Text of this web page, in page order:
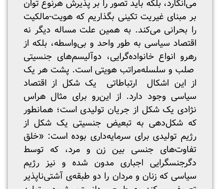
می‌انگارد، بلکه باید تصور را بر پذیرش هرنوع توان
بر مبنای غیریت تکینی بگذاریم که هویت-مالکیت
را بحرانی می‌کند. به همین علت مساله دیگر نه
اقتصاد سیاسی به طور واحد و بی‌واسطه، بلکه از
رهرو انواع خانواده‌گرایی، دوآلیسم‌های جنسیتی
صلب و سلسله‌مراتب هویتی است. پشت هر یک
از این اشکال ارتباطاتی یک شکل از اقتصاد
سیاسی وجود دارد. از این‌رو برای مثال هراس
نژادی یک شکل از جریان تولیدی است؛ همانطور
که شکل‌دهی به تبعیض جنسیتی یک شکل از
رژیم تولیدی برای سرمایه‌‌داری بوده است: «خلق
تفاوت‌های جنسی بین زن و مرد، که توسط
دگرجنسگرایی اجباری مدون شده و نیز رژیم
سیاسی که زنان و مردان را دو طبقه‌ی آشتی‌ناپذیر